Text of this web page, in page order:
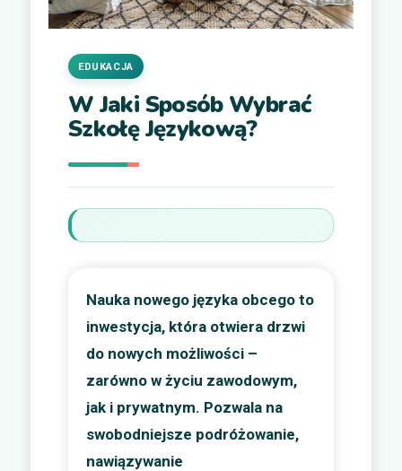
W Jaki Sposób Wybrać
Szkołę Językową?
EDUKACJA
Nauka nowego języka obcego to
inwestycja, która otwiera drzwi
do nowych możliwości –
zarówno w życiu zawodowym,
jak i prywatnym. Pozwala na
swobodniejsze podróżowanie,
nawiązywanie